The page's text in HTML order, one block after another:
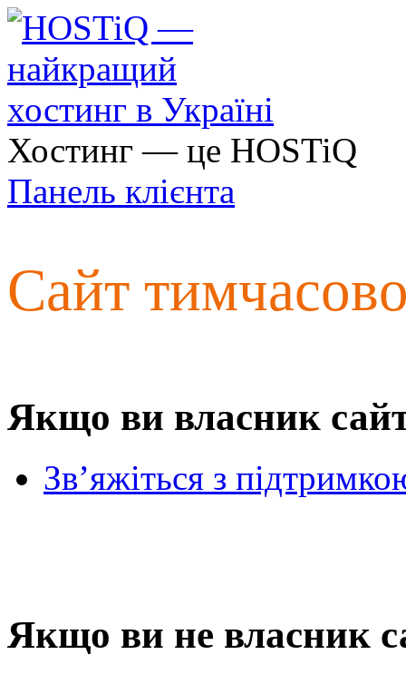
Хостинг — це HOSTiQ
Панель клієнта
Сайт
Якщо ви власник
Зв’яжіться з
Якщо ви не власник